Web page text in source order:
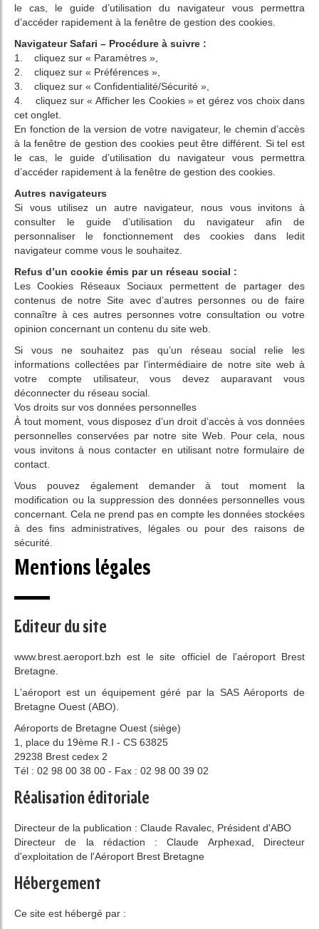
le cas, le guide d’utilisation du navigateur vous permettra
d’accéder rapidement à la fenêtre de gestion des cookies.
Navigateur Safari – Procédure à suivre :
1. cliquez sur « Paramètres »,
2. cliquez sur « Préférences »,
3. cliquez sur « Confidentialité/Sécurité »,
4. cliquez sur « Afficher les Cookies » et gérez vos choix dans
cet onglet.
En fonction de la version de votre navigateur, le chemin d’accès
à la fenêtre de gestion des cookies peut être différent. Si tel est
le cas, le guide d’utilisation du navigateur vous permettra
d’accéder rapidement à la fenêtre de gestion des cookies.
Autres navigateurs
Si vous utilisez un autre navigateur, nous vous invitons à
consulter le guide d’utilisation du navigateur afin de
personnaliser le fonctionnement des cookies dans ledit
navigateur comme vous le souhaitez.
Refus d’un cookie émis par un réseau social :
Les Cookies Réseaux Sociaux permettent de partager des
contenus de notre Site avec d’autres personnes ou de faire
connaître à ces autres personnes votre consultation ou votre
opinion concernant un contenu du site web.
Si vous ne souhaitez pas qu’un réseau social relie les
informations collectées par l’intermédiaire de notre site web à
votre compte utilisateur, vous devez auparavant vous
déconnecter du réseau social.
Vos droits sur vos données personnelles
À tout moment, vous disposez d’un droit d’accès à vos données
personnelles conservées par notre site Web. Pour cela, nous
vous invitons à nous contacter en utilisant notre formulaire de
contact.
Vous pouvez également demander à tout moment la
modification ou la suppression des données personnelles vous
concernant. Cela ne prend pas en compte les données stockées
à des fins administratives, légales ou pour des raisons de
sécurité.
Mentions légales
Editeur du site
www.brest.aeroport.bzh est le site officiel de l'aéroport Brest
Bretagne.
L'aéroport est un équipement géré par la SAS Aéroports de
Bretagne Ouest (ABO).
Aéroports de Bretagne Ouest (siège)
1, place du 19ème R.I - CS 63825
29238 Brest cedex 2
Tél : 02 98 00 38 00 - Fax : 02 98 00 39 02
Réalisation éditoriale
Directeur de la publication : Claude Ravalec, Président d'ABO
Directeur de la rédaction : Claude Arphexad, Directeur
d'exploitation de l'Aéroport Brest Bretagne
Hébergement
Ce site est hébergé par :